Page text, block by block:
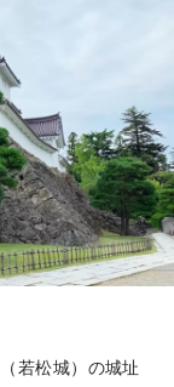
若松城）の城址